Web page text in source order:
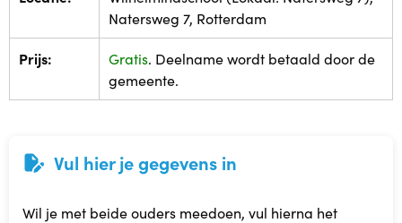
Ons aanbod
Dreumestijd
Peuter in Zicht
Natersweg 7, Rotterdam
Prijs: Gratis. Deelname wordt betaald door de
gemeente.
Vul hier je gegevens in
Wil je met beide ouders meedoen, vul hierna het